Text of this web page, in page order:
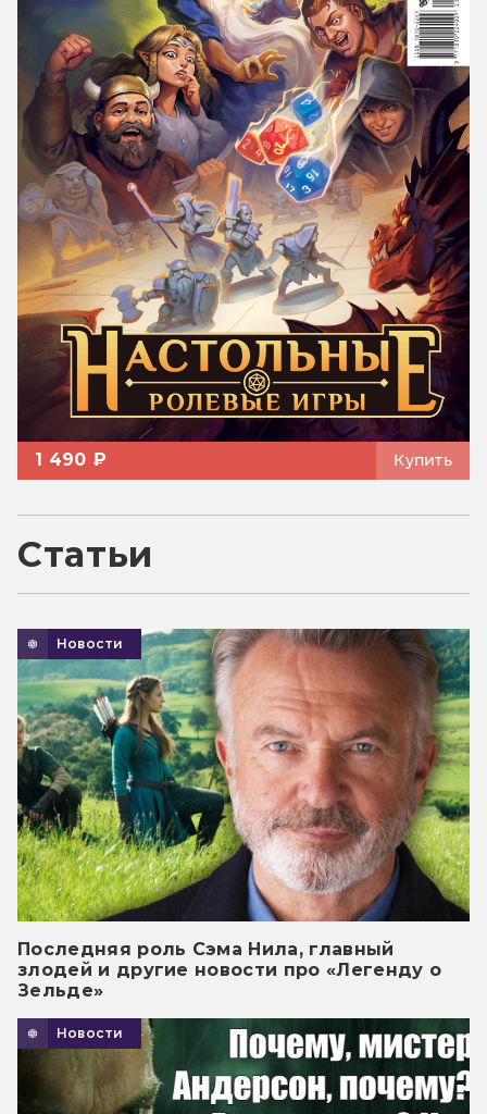
1 490 ₽ Купить
Статьи
Новости
Последняя роль Сэма Нила, главный
злодей и другие новости про «Легенду о
Зельде»
Новости